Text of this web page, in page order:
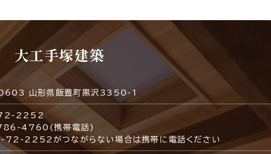
大工手塚建築
山形県飯豊町黒沢3350-1
2252
4760(携帯電話)
2252がつながらない場合は携帯に電話ください